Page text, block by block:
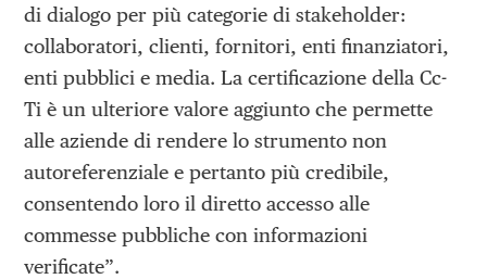
di dialogo per più categorie di stakeholder:
collaboratori, clienti, fornitori, enti finanziatori,
enti pubblici e media. La certificazione della Cc-
Ti è un ulteriore valore aggiunto che permette
alle aziende di rendere lo strumento non
autoreferenziale e pertanto più credibile,
consentendo loro il diretto accesso alle
commesse pubbliche con informazioni
verificate”.